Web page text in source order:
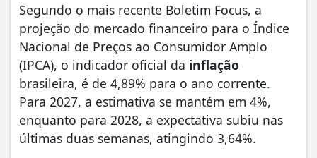
Segundo o mais recente Boletim Focus, a
projeção do mercado financeiro para o Índice
Nacional de Preços ao Consumidor Amplo
(IPCA), o indicador oficial da inflação
brasileira, é de 4,89% para o ano corrente.
Para 2027, a estimativa se mantém em 4%,
enquanto para 2028, a expectativa subiu nas
últimas duas semanas, atingindo 3,64%.